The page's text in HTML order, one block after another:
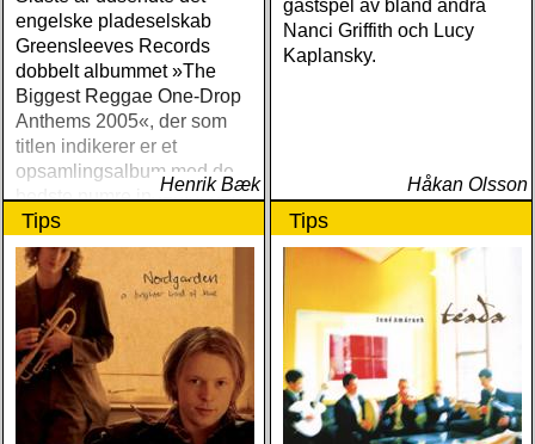
engelske pladeselskab
Greensleeves Records
dobbelt albummet »The
Biggest Reggae One-Drop
Anthems 2005«, der som
titlen indikerer er et
opsamlingsalbum med de
bedste numre indenfor den
populære reggaestil kaldet
one-drop
Henrik Bæk
gästspel av bland andra
Nanci Griffith och Lucy
Kaplansky.
Håkan Olsson
Tips Tips